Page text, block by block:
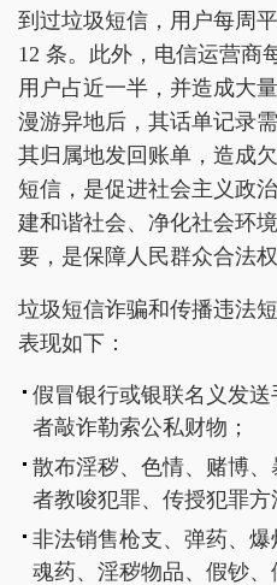
到过垃圾短信，用户每周
12 条。此外，电信运营商
用户占近一半，并造成大
漫游异地后，其话单记录
其归属地发回账单，造成
短信，是促进社会主义政
建和谐社会、净化社会环
要，是保障人民群众合法
垃圾短信诈骗和传播违法
表现如下：
假冒银行或银联名义发
者敲诈勒索公私财物；
散布淫秽、色情、赌博
者教唆犯罪、传授犯罪方
非法销售枪支、弹药、
魂药、淫秽物品、假钞